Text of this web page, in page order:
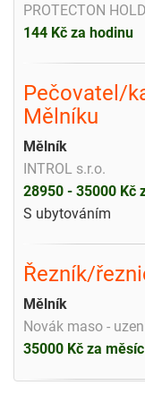
PROTECTON
144 Kč za hodinu
Pečovatel/
Mělníku
Mělník
INTROL s.r.o.
28950 - 35000 Kč
S ubytováním
Řezník/
Mělník
Novák maso -
35000 Kč za měsíc